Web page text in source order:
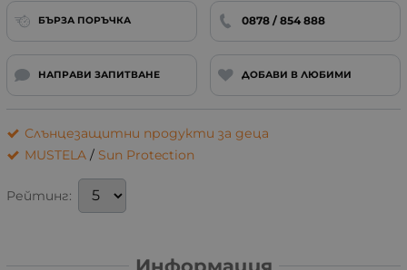
БЪРЗА ПОРЪЧКА 0878 / 854 888
НАПРАВИ ЗАПИТВАНЕ ДОБАВИ В ЛЮБИМИ
Слънцезащитни продукти за деца
MUSTELA / Sun Protection
Рейтинг: